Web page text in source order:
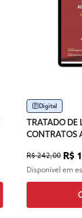
Digital
TRATADO DE
CONTRATOS
R$ 242,00 R$
Disponível em